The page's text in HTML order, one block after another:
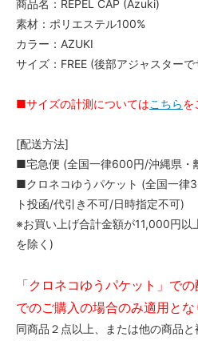
商品名：REPEL CAP (Azuki)
素材：ポリエステル100%
カラー：AZUKI
サイズ：FREE (後部アジャスター
■サイズの計測についてはこちらを
[配送方法]
■宅急便 (全国一律600円/沖縄県・
■クロネコゆうパケット (全国一律
ト投函/代引き不可/日時指定不可)
※お買い上げ合計金額が11,000円以
を除く)
「クロネコゆうパケット」で
でのご購入の場合のみ適用とな
同商品２点以上、または他の商品